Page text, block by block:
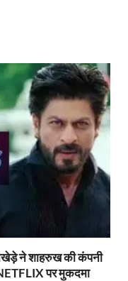
m
Li
n
k
ने शाहरुख की कंपनी
पर मुकदमा